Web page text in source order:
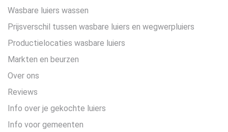
Wasbare luiers wassen
Prijsverschil tussen wasbare luiers en wegwerpluiers
Productielocaties wasbare luiers
Markten en beurzen
Over ons
Reviews
Info over je gekochte luiers
Info voor gemeenten